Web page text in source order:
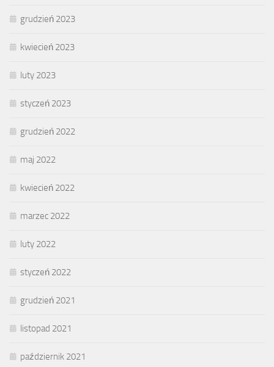
grudzień 2023
kwiecień 2023
luty 2023
styczeń 2023
grudzień 2022
maj 2022
kwiecień 2022
marzec 2022
luty 2022
styczeń 2022
grudzień 2021
listopad 2021
październik 2021